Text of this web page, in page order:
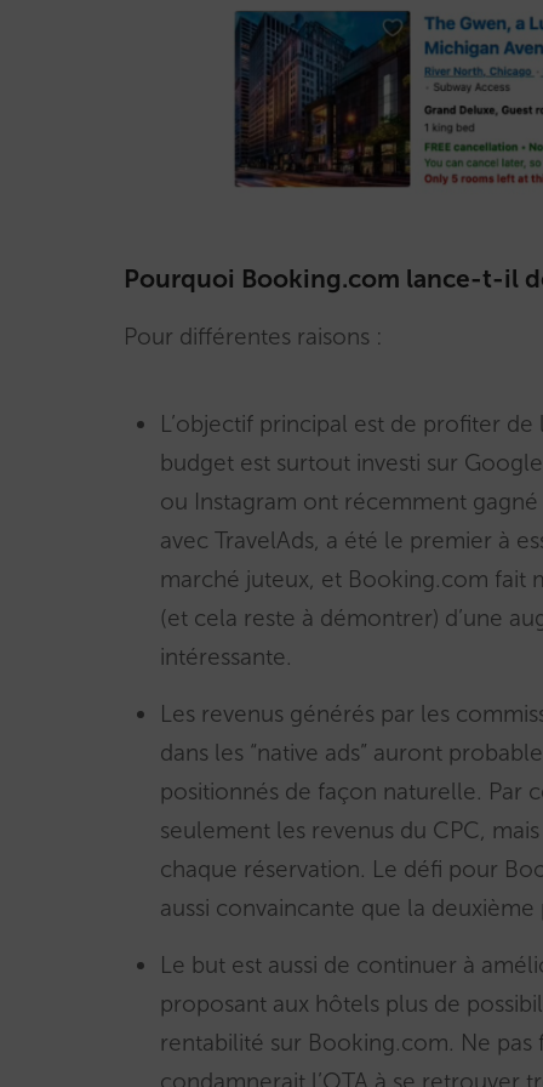
Pourquoi Booking.com lance-t-il
Pour différentes raisons :
L’objectif principal est de profiter
budget est surtout investi sur
ou Instagram ont récemment
avec TravelAds, a été le premier à
marché juteux, et Booking.com fait
(et cela reste à démontrer) d’une
intéressante.
Les revenus générés par les
dans les “native ads” auront
positionnés de façon naturelle. Par
seulement les revenus du CPC,
chaque réservation. Le défi pour
aussi convaincante que la
Le but est aussi de continuer à
proposant aux hôtels plus de
rentabilité sur Booking.com. Ne
condamnerait l’OTA à se retrouver